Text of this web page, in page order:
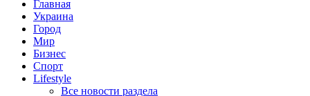
Главная
Украина
Город
Мир
Бизнес
Спорт
Lifestyle
Все новости раздела